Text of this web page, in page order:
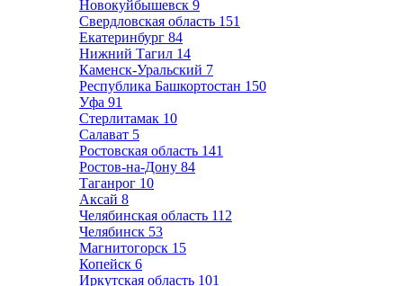
Новокуйбышевск 9
Свердловская область 151
Екатеринбург 84
Нижний Тагил 14
Каменск-Уральский 7
Республика Башкортостан 150
Уфа 91
Стерлитамак 10
Салават 5
Ростовская область 141
Ростов-на-Дону 84
Таганрог 10
Аксай 8
Челябинская область 112
Челябинск 53
Магнитогорск 15
Копейск 6
Иркутская область 101